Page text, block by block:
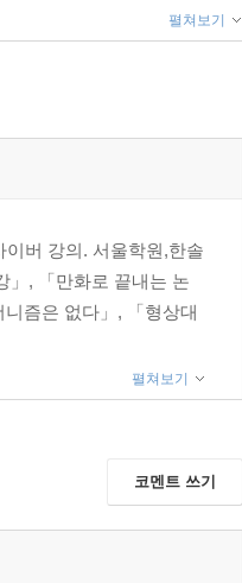
펼쳐보기
버 강의. 서울학원,한솔
」, 「만화로 끝내는 논
즘은 없다」, 「형상대
펼쳐보기
코멘트 쓰기